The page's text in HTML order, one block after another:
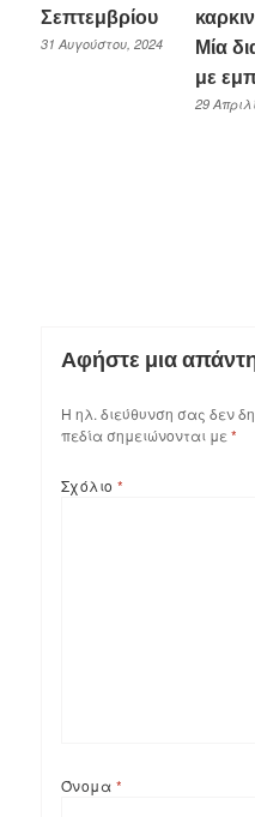
Σεπτεμβρίου
31 Αυγούστου, 2024
Μία
με
29
Αφήστε μια
Η ηλ. διεύθυνση σας δεν
πεδία σημειώνονται με*
Σχόλιο *
Όνομα *